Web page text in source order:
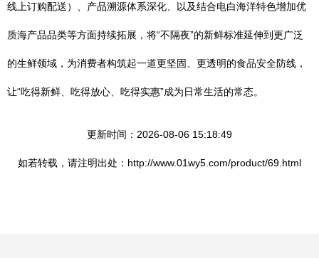
线上订购配送）、产品溯源体系深化、以及结合电白海洋特色增加优
质海产品品类等方面持续拓展，将“不隔夜”的新鲜标准延伸到更广泛
的生鲜领域，为消费者构筑起一道更坚固、更透明的食品安全防线，
让“吃得新鲜、吃得放心、吃得实惠”成为日常生活的常态。
更新时间：2026-08-06 15:18:49
如若转载，请注明出处：http://www.01wy5.com/product/69.html